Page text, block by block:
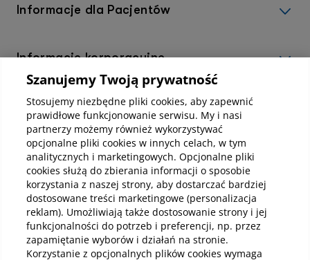
Informacje dla Pacjentów
Informacje korporacyjne
Kup abonamenty online
Kup online
Pobierz aplikację mobilną
Szanujemy Twoją prywatność
Stosujemy niezbędne pliki cookies, aby zapewnić
prawidłowe funkcjonowanie serwisu. My i nasi
partnerzy możemy również wykorzystywać
opcjonalne pliki cookies w innych celach, w tym
analitycznych i marketingowych. Opcjonalne pliki
cookies służą do zbierania informacji o sposobie
korzystania z naszej strony, aby dostarczać bardziej
dostosowane treści marketingowe (personalizacja
reklam). Umożliwiają także dostosowanie strony i jej
funkcjonalności do potrzeb i preferencji, np. przez
zapamiętanie wyborów i działań na stronie.
Korzystanie z opcjonalnych plików cookies wymaga